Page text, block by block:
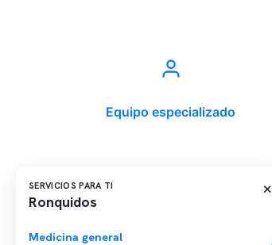
Equipo especializado
Última modificación: 18-04-2023
SERVICIOS PARA TI
Ronquidos
×
Medicina general